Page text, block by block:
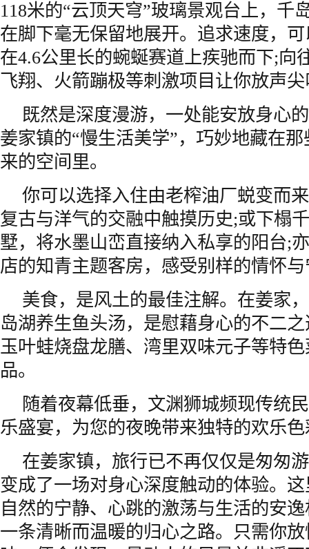
118米的“云顶天穹”玻璃景观台上，千
在脚下毫无保留地展开。追求速度，
在4.6公里长的蜿蜒赛道上疾驰而下;向
飞翔、火箭蹦极等刺激项目让你放声
既然是深度漫游，一处能安放身心
姜家镇的“慢生活美学”，巧妙地藏在
来的空间里。
你可以选择入住由老榨油厂蜕变而
复古与洋气的交融中触摸历史;或下榻
墅，将水墨山峦直接纳入私享的阳台;
店的知青主题客房，感受别样的情怀
美食，是风土的最佳注解。在姜家
岛湖养生鱼头汤，是慰藉身心的不二
玉叶蛙烧盘龙膳、湾里双味元子等特
品。
随着夜幕低垂，文渊狮城频现传统
乐盛宴，为您的夜晚带来独特的欢乐
在姜家镇，旅行已不再仅仅是匆匆
变成了一场对身心深度触动的体验。
自然的宁静、心跳的激荡与生活的安
一条清晰而温暖的归心之路。只需你